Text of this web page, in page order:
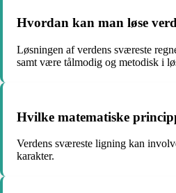
Hvordan kan man løse
Løsningen af verdens sværeste
samt være tålmodig og metodisk i
Hvilke matematiske
Verdens sværeste ligning kan
karakter.